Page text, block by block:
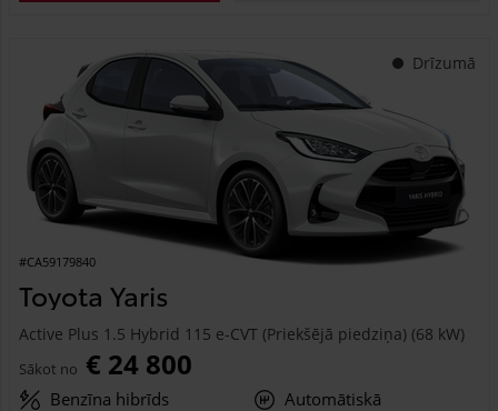
Drīzumā
#CA59179840
Toyota Yaris
Active Plus 1.5 Hybrid 115 e-CVT (Priekšējā piedziņa) (68 kW)
Sākot no € 24 800
Benzīna hibrīds
Automātiskā